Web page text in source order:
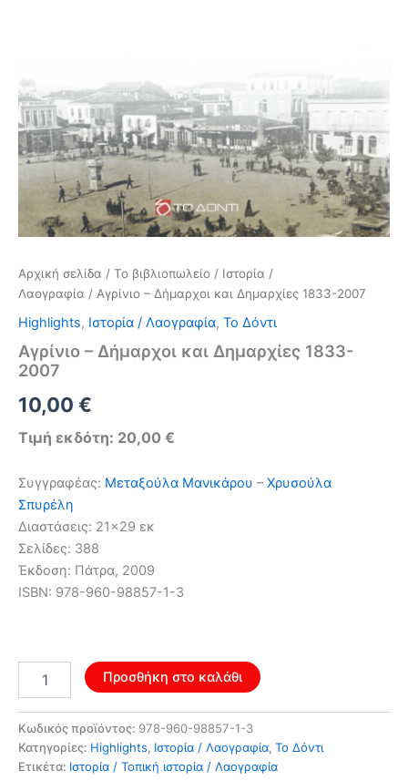
Αρχική σελίδα / Το βιβλιοπωλείο / Ιστορία /
Λαογραφία / Αγρίνιο – Δήμαρχοι και Δημαρχίες 1833-2007
Highlights, Ιστορία / Λαογραφία, Το Δόντι
Αγρίνιο – Δήμαρχοι και Δημαρχίες 1833-
2007
Original
price
16,00 €.
10,00 €
τρέχουσα
10,00 €.
Τιμή εκδότη: 20,00 €
Συγγραφέας: Μεταξούλα Μανικάρου –Χρυσούλα
Σπυρέλη
Διαστάσεις: 21×29 εκ
Σελίδες: 388
Έκδοση: Πάτρα, 2009
ISBN: 978-960-98857-1-3
και
Δημαρχίες
1833-
Προσθήκη στο καλάθι
Κωδικός προϊόντος: 978-960-98857-1-3
Κατηγορίες: Highlights, Ιστορία / Λαογραφία, Το Δόντι
Ετικέτα: Ιστορία / Τοπική ιστορία / Λαογραφία